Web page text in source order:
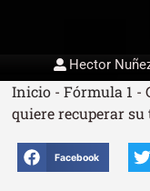
Hector
Inicio - Fórmula 1 -
quiere recuperar
Facebook